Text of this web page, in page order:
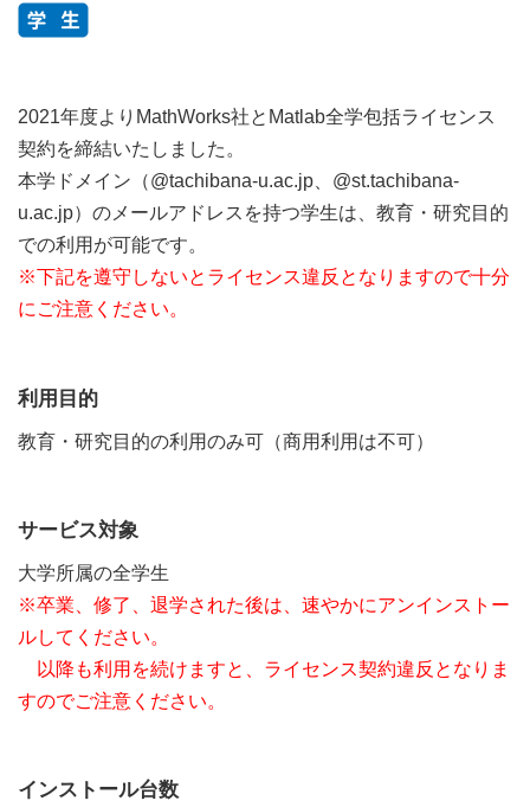
窓口カレンダー
卒業生の方へ セキュリティ情報
よくある質問 お問い合わせ
2021年度よりMathWorks社とMatlab全学包括ライセンス
契約を締結いたしました。
本学ドメイン（@tachibana-u.ac.jp、@st.tachibana-
u.ac.jp）のメールアドレスを持つ学生は、教育・研究目的
での利用が可能です。
※下記を遵守しないとライセンス違反となりますので十分
にご注意ください。
利用目的
教育・研究目的の利用のみ可（商用利用は不可）
サービス対象
大学所属の全学生
※卒業、修了、退学された後は、速やかにアンインストー
ルしてください。
以降も利用を続けますと、ライセンス契約違反となりま
すのでご注意ください。
インストール台数